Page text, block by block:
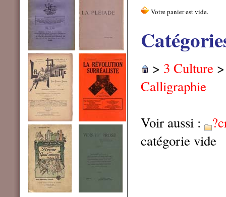
> 3 Culture
Calligraphie
Voir aussi :
catégorie vide